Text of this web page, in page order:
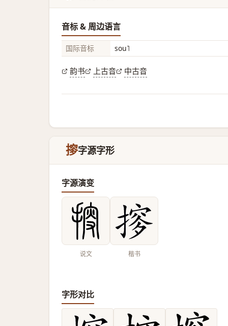
音标 & 周边语言
国际音标 sou˥
韵书 上古音 中古音
摉字源字形
字源演变
说文 楷书
字形对比